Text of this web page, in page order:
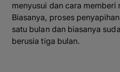
menyusui dan cara memberi
Biasanya, proses
satu bulan dan biasanya
berusia tiga bulan.